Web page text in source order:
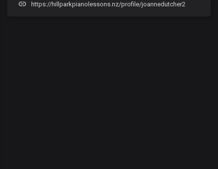
https://hillparkpianolessons.nz/profile/joannedutcher2